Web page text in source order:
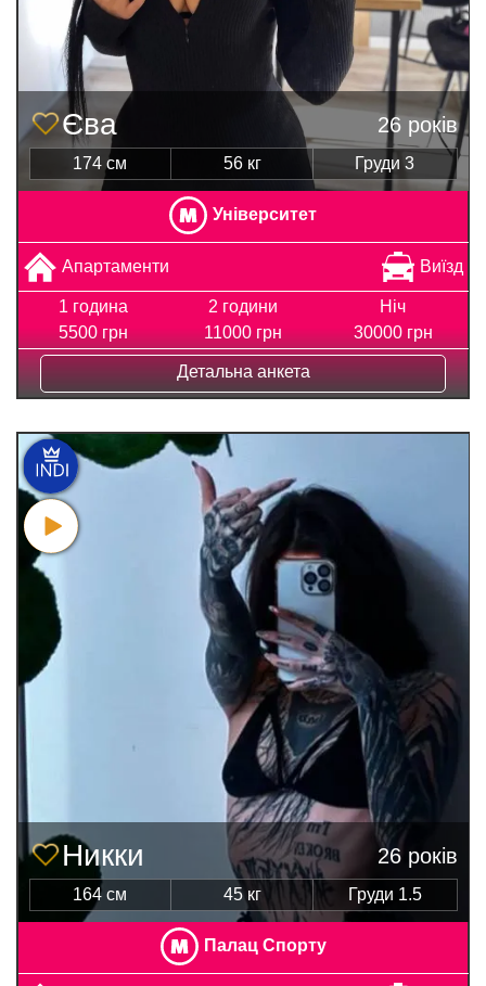
Єва 26 років
174 см 56 кг Груди 3
Університет
Апартаменти Виїзд
1 година
5500 грн
2 години
11000 грн
Ніч
30000 грн
Детальна анкета
Никки 26 років
164 см 45 кг Груди 1.5
Палац Спорту